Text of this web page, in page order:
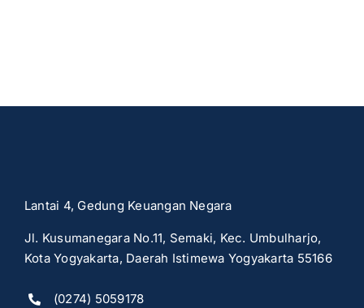
Lantai 4, Gedung Keuangan Negara
Jl. Kusumanegara No.11, Semaki, Kec. Umbulharjo,
Kota Yogyakarta, Daerah Istimewa Yogyakarta 55166
(0274) 5059178